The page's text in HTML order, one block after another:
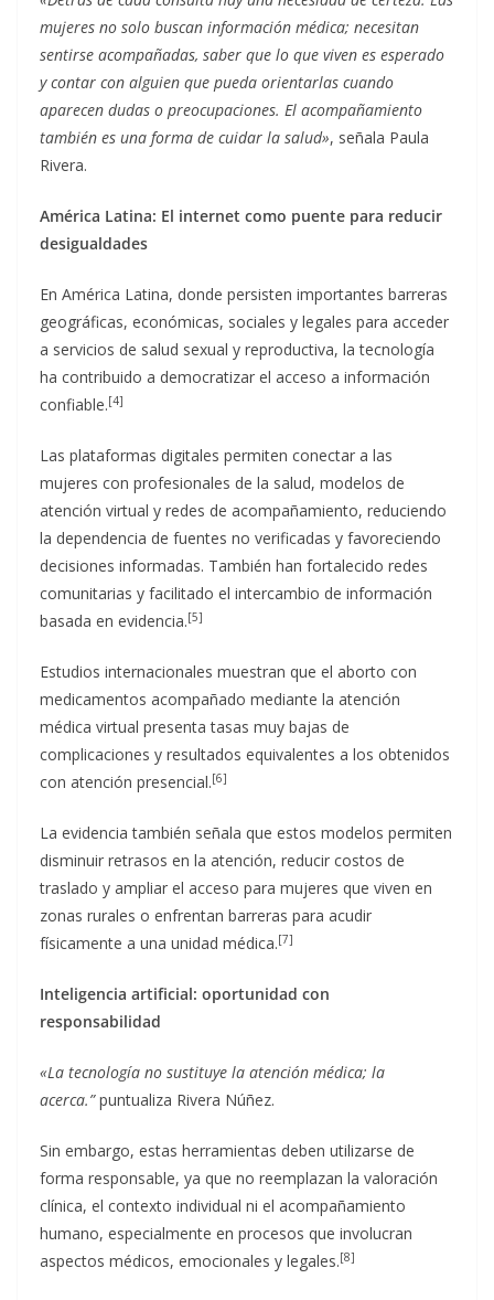
mujeres no solo buscan información médica; necesitan
sentirse acompañadas, saber que lo que viven es esperado
y contar con alguien que pueda orientarlas cuando
aparecen dudas o preocupaciones. El acompañamiento
también es una forma de cuidar la salud», señala Paula
Rivera.
América Latina: El internet como puente para reducir
desigualdades
En América Latina, donde persisten importantes barreras
geográficas, económicas, sociales y legales para acceder
a servicios de salud sexual y reproductiva, la tecnología
ha contribuido a democratizar el acceso a información
confiable.[4]
Las plataformas digitales permiten conectar a las
mujeres con profesionales de la salud, modelos de
atención virtual y redes de acompañamiento, reduciendo
la dependencia de fuentes no verificadas y favoreciendo
decisiones informadas. También han fortalecido redes
comunitarias y facilitado el intercambio de información
basada en evidencia.[5]
Estudios internacionales muestran que el aborto con
medicamentos acompañado mediante la atención
médica virtual presenta tasas muy bajas de
complicaciones y resultados equivalentes a los obtenidos
con atención presencial.[6]
La evidencia también señala que estos modelos permiten
disminuir retrasos en la atención, reducir costos de
traslado y ampliar el acceso para mujeres que viven en
zonas rurales o enfrentan barreras para acudir
físicamente a una unidad médica.[7]
Inteligencia artificial: oportunidad con
responsabilidad
«La tecnología no sustituye la atención médica; la
acerca.”puntualiza Rivera Núñez.
Sin embargo, estas herramientas deben utilizarse de
forma responsable, ya que no reemplazan la valoración
clínica, el contexto individual ni el acompañamiento
humano, especialmente en procesos que involucran
aspectos médicos, emocionales y legales.[8]